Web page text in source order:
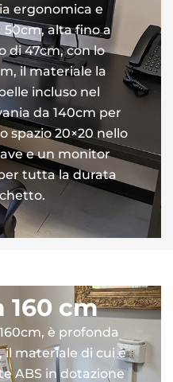
ergonomica e
alta fino a
di 47cm, con lo
il materiale la
incluso nel
da 140cm per
spazio 20×20 nello
e un monitor
tutta la durata
160 cm
è profonda
il materiale di cui è
ABS in dotazione